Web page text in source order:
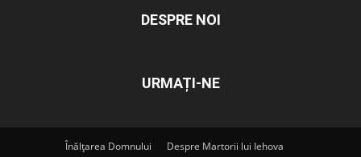
DESPRE NOI
URMAȚI-NE
Înălțarea Domnului
Despre Martorii lui Iehova